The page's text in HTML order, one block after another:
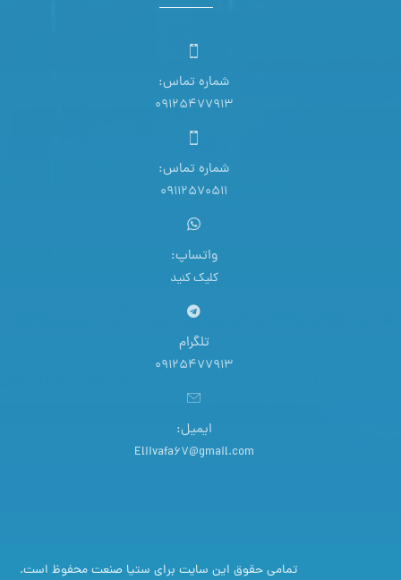
شماره تماس:
09125477913
شماره تماس:
09112570511
واتساپ:
کلیک کنید
تلگرام
09125477913
ایمیل:
Eliivafa67@gmail.com
تمامی حقوق این سایت برای ستیا صنعت محفوظ است.